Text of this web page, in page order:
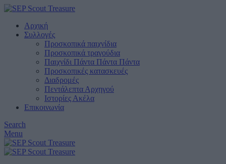
Αρχική
Συλλογές
Προσκοπικά παιχνίδια
Προσκοπικά τραγούδια
Παιχνίδι Πάντα Πάντα Πάντα
Προσκοπικές κατασκευές
Διαδρομές
Πεντάλεπτα Αρχηγού
Ιστορίες Ακέλα
Επικοινωνία
Search
Menu